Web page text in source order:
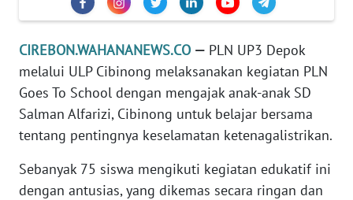
CIREBON.WAHANANEWS.CO — PLN UP3 Depok
melalui ULP Cibinong melaksanakan kegiatan PLN
Goes To School dengan mengajak anak-anak SD
Salman Alfarizi, Cibinong untuk belajar bersama
tentang pentingnya keselamatan ketenagalistrikan.
Sebanyak 75 siswa mengikuti kegiatan edukatif ini
dengan antusias, yang dikemas secara ringan dan
KARIR
DISCLAIMER
News
Regional